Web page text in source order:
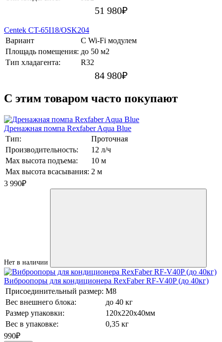
51 980₽
Centek CT-65I18/OSK204
Вариант
С Wi-Fi модулем
Площадь помещения: до 50 м2
Тип хладагента:
R32
84 980₽
C этим товаром часто покупают
Дренажная помпа Rexfaber Aqua Blue
Тип:
Проточная
Производительность:
12 л/ч
Max высота подъема:
10 м
Max высота всасывания: 2 м
3 990₽
Нет в наличии
Виброопоры для кондиционера RexFaber RF-V40P (до 40кг)
Присоединительный размер: М8
Вес внешнего блока:
до 40 кг
Размер упаковки:
120х220х40мм
Вес в упаковке:
0,35 кг
990₽